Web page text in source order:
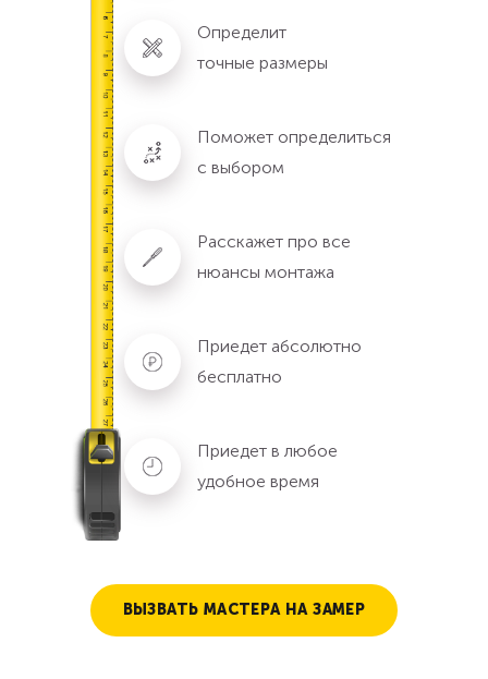
Определит
точные размеры
Поможет определиться
с выбором
Расскажет про все
нюансы монтажа
Приедет абсолютно
бесплатно
Приедет в любое
удобное время
ВЫЗВАТЬ МАСТЕРА НА ЗАМЕР